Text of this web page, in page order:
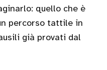
quello che è
percorso tattile in
già provati dal